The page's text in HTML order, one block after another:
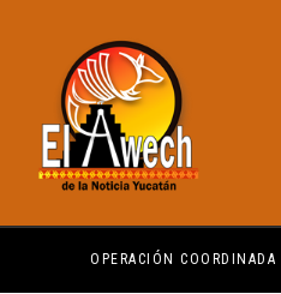
OPERACIÓN COORDINADA PARA